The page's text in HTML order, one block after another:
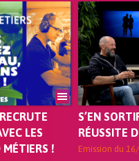
LES
MÉTIERS !
S’EN
RÉUSSITE
Emission du